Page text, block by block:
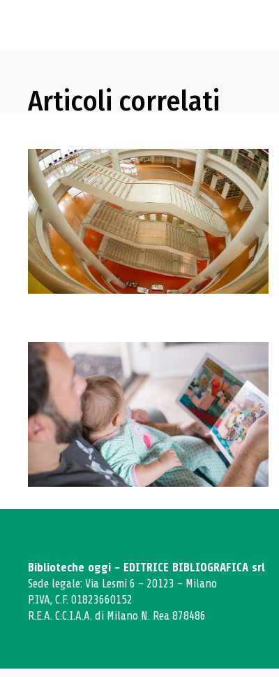
Articoli correlati
Biblioteche oggi - EDITRICE BIBLIOGRAFICA srl
Sede legale: Via Lesmi 6 - 20123 - Milano
P.IVA, C.F. 01823660152
R.E.A. C.C.I.A.A. di Milano N. Rea 878486